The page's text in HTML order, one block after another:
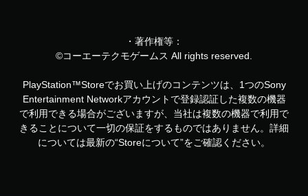
・著作権等：
©コーエーテクモゲームス All rights reserved.
PlayStation™Storeでお買い上げのコンテンツは、1つのSony
Entertainment Networkアカウントで登録認証した複数の機器
で利用できる場合がございますが、当社は複数の機器で利用で
きることについて一切の保証をするものではありません。詳細
については最新の“Storeについて”をご確認ください。